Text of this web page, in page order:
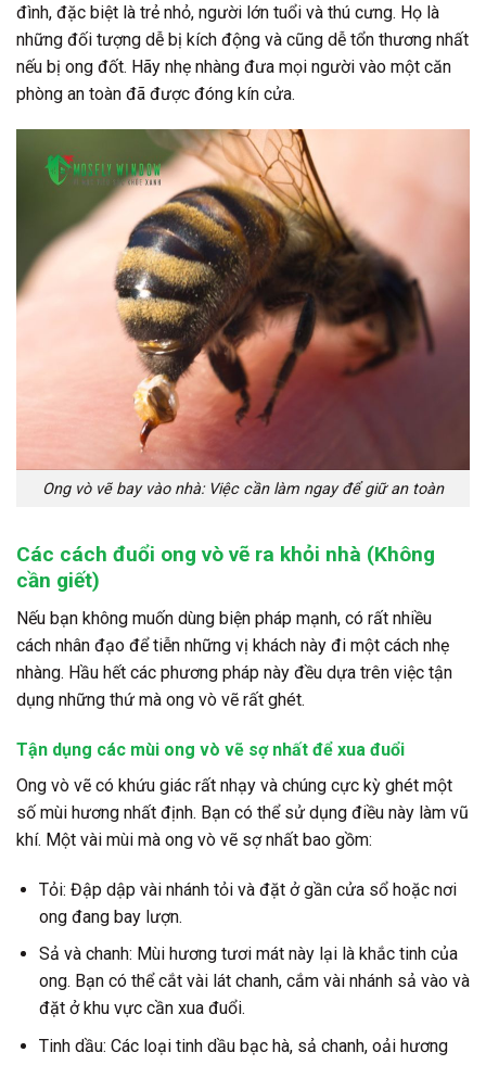
đình, đặc biệt là trẻ nhỏ, người lớn tuổi và thú cưng. Họ là
những đối tượng dễ bị kích động và cũng dễ tổn thương nhất
nếu bị ong đốt. Hãy nhẹ nhàng đưa mọi người vào một căn
phòng an toàn đã được đóng kín cửa.
Ong vò vẽ bay vào nhà: Việc cần làm ngay để giữ an toàn
Các cách đuổi ong vò vẽ ra khỏi nhà (Không
cần giết)
Nếu bạn không muốn dùng biện pháp mạnh, có rất nhiều
cách nhân đạo để tiễn những vị khách này đi một cách nhẹ
nhàng. Hầu hết các phương pháp này đều dựa trên việc tận
dụng những thứ mà ong vò vẽ rất ghét.
Tận dụng các mùi ong vò vẽ sợ nhất để xua đuổi
Ong vò vẽ có khứu giác rất nhạy và chúng cực kỳ ghét một
số mùi hương nhất định. Bạn có thể sử dụng điều này làm vũ
khí. Một vài mùi mà ong vò vẽ sợnhất bao gồm:
Tỏi: Đập dập vài nhánh tỏi và đặt ở gần cửa sổ hoặc nơi
ong đang bay lượn.
Sả và chanh: Mùi hương tươi mát này lại là khắc tinh của
ong. Bạn có thể cắt vài lát chanh, cắm vài nhánh sả vào và
đặt ở khu vực cần xua đuổi.
Tinh dầu: Các loại tinh dầu bạc hà, sả chanh, oải hương